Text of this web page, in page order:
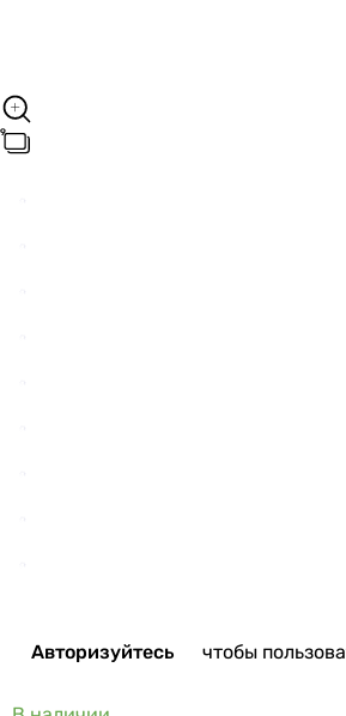
Авторизуйтесь чтобы